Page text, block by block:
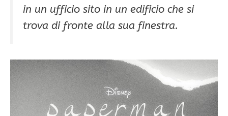
in un ufficio sito in un edificio che si
trova di fronte alla sua finestra.